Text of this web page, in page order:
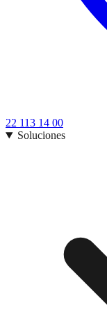
22 113 14 00
Soluciones